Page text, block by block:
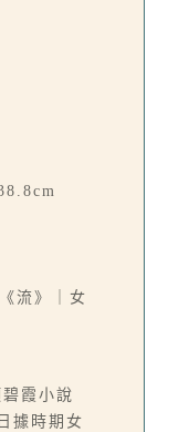
流》｜女
霞小說
據時期女